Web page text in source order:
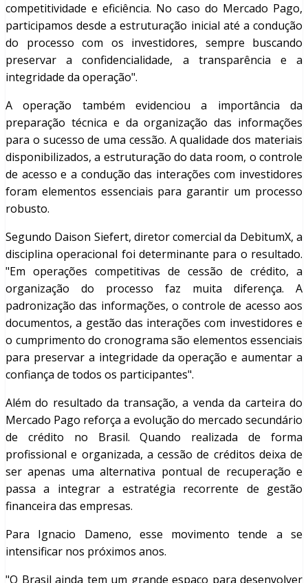
competitividade e eficiência. No caso do Mercado Pago,
participamos desde a estruturação inicial até a condução
do processo com os investidores, sempre buscando
preservar a confidencialidade, a transparência e a
integridade da operação".
A operação também evidenciou a importância da
preparação técnica e da organização das informações
para o sucesso de uma cessão. A qualidade dos materiais
disponibilizados, a estruturação do data room, o controle
de acesso e a condução das interações com investidores
foram elementos essenciais para garantir um processo
robusto.
Segundo Daison Siefert, diretor comercial da DebitumX, a
disciplina operacional foi determinante para o resultado.
"Em operações competitivas de cessão de crédito, a
organização do processo faz muita diferença. A
padronização das informações, o controle de acesso aos
documentos, a gestão das interações com investidores e
o cumprimento do cronograma são elementos essenciais
para preservar a integridade da operação e aumentar a
confiança de todos os participantes".
Além do resultado da transação, a venda da carteira do
Mercado Pago reforça a evolução do mercado secundário
de crédito no Brasil. Quando realizada de forma
profissional e organizada, a cessão de créditos deixa de
ser apenas uma alternativa pontual de recuperação e
passa a integrar a estratégia recorrente de gestão
financeira das empresas.
Para Ignacio Dameno, esse movimento tende a se
intensificar nos próximos anos.
"O Brasil ainda tem um grande espaço para desenvolver